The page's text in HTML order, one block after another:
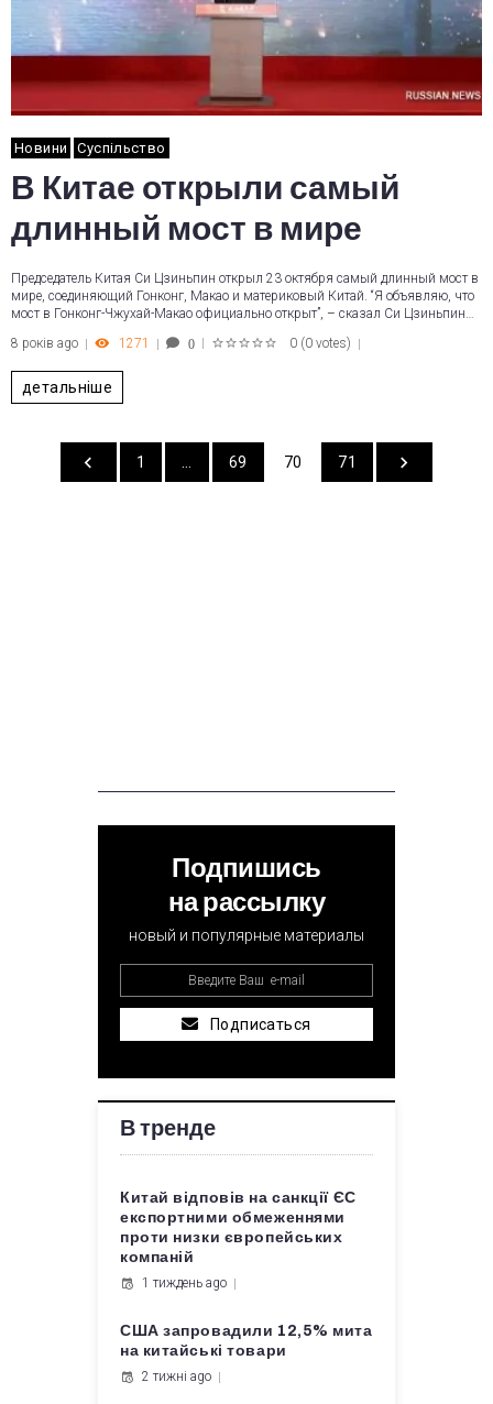
Новини Суспільство
В Китае открыли самый
длинный мост в мире
Председатель Китая Си Цзиньпин открыл 23 октября самый длинный мост в
мире, соединяющий Гонконг, Макао и материковый Китай. “Я объявляю, что
мост в Гонконг-Чжухай-Макао официально открыт”, – сказал Си Цзиньпин…
8 років ago
1271 0 0 (0 votes)
детальніше
1 69 70 71
Подпишись
на рассылку
новый и популярные материалы
Подписаться
В тренде
Китай відповів на санкції ЄС
експортними обмеженнями
проти низки європейських
компаній
1 тиждень ago
США запровадили 12,5% мита
на китайські товари
2 тижні ago